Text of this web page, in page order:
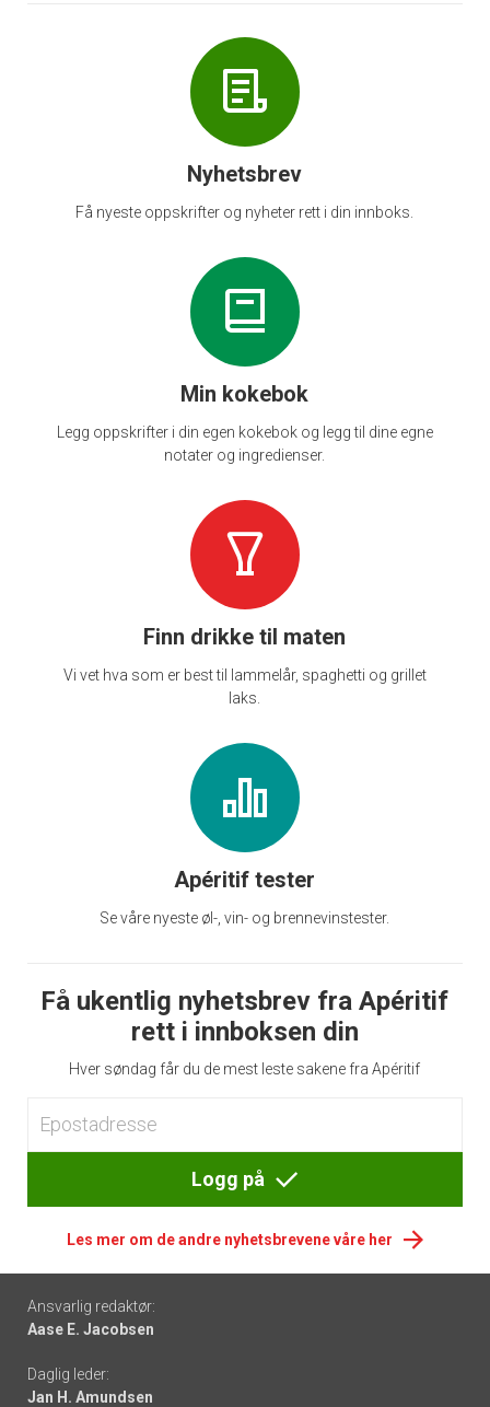
Nyhetsbrev
Få nyeste oppskrifter og nyheter rett i din innboks.
Min kokebok
Legg oppskrifter i din egen kokebok og legg til dine egne
notater og ingredienser.
Finn drikke til maten
Vi vet hva som er best til lammelår, spaghetti og grillet
laks.
Apéritif tester
Se våre nyeste øl-, vin- og brennevinstester.
Få ukentlig nyhetsbrev fra Apéritif
rett i innboksen din
Hver søndag får du de mest leste sakene fra Apéritif
Logg på
Les mer om de andre nyhetsbrevene våre her
Footer
-
links
Ansvarlig redaktør:
Aase E. Jacobsen
Daglig leder:
Jan H. Amundsen